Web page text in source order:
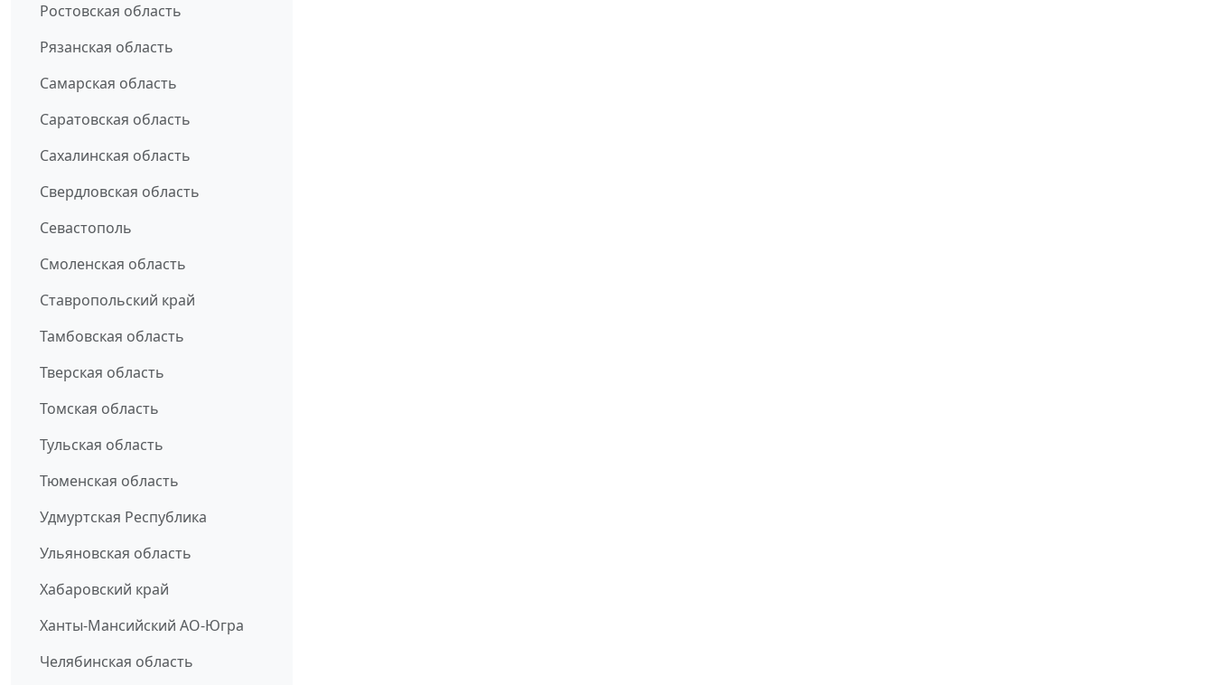
Ростовская область
Рязанская область
Самарская область
Саратовская область
Сахалинская область
Свердловская область
Севастополь
Смоленская область
Ставропольский край
Тамбовская область
Тверская область
Томская область
Тульская область
Тюменская область
Удмуртская Республика
Ульяновская область
Хабаровский край
Ханты-Мансийский АО-Югра
Челябинская область